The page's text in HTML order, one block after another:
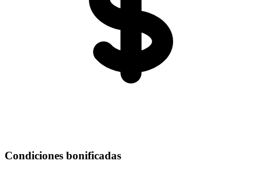
Condiciones bonificadas